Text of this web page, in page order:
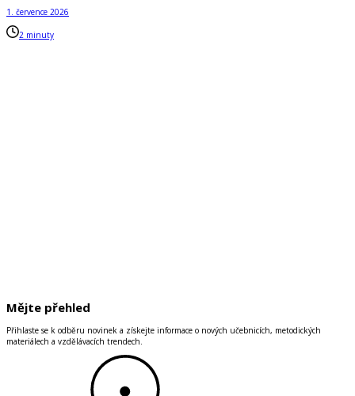
1. července 2026
2 minuty
Mějte přehled
Přihlaste se k odběru novinek a získejte informace o nových učebnicích, metodických
materiálech a vzdělávacích trendech.